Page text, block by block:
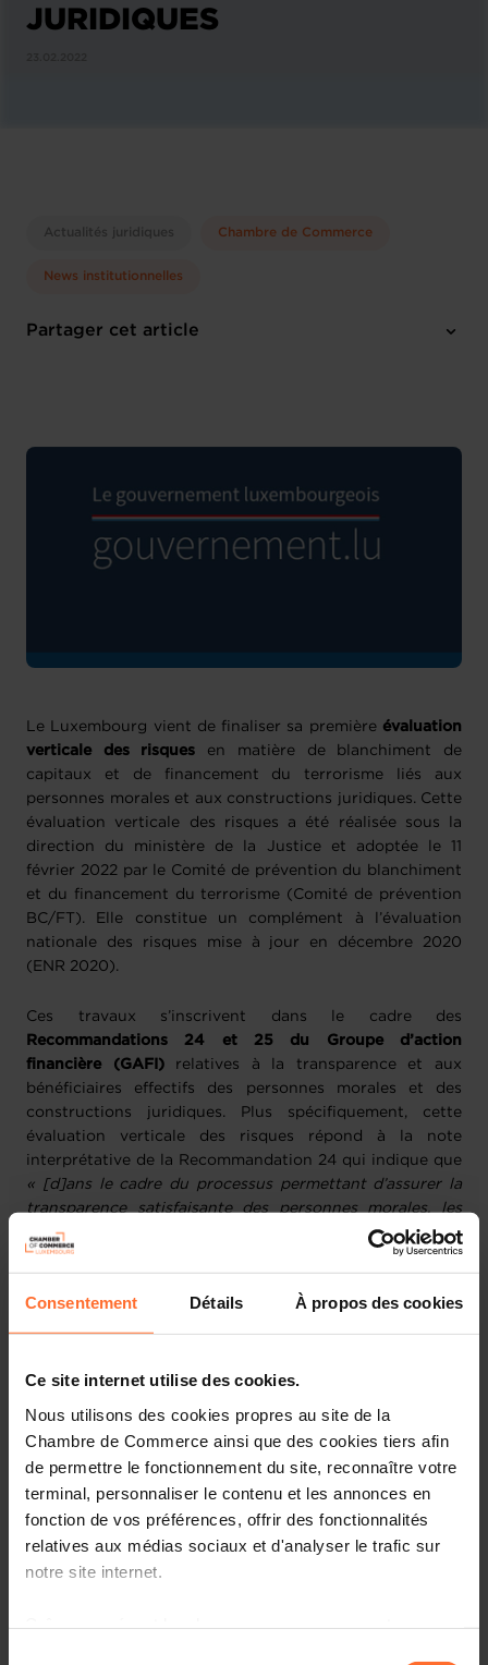
Consentement Détails À propos des cookies
Ce site internet utilise des cookies.
Nous utilisons des cookies propres au site de la
Chambre de Commerce ainsi que des cookies tiers afin
de permettre le fonctionnement du site, reconnaître votre
terminal, personnaliser le contenu et les annonces en
fonction de vos préférences, offrir des fonctionnalités
relatives aux médias sociaux et d'analyser le trafic sur
notre site internet.
JURIDIQUES
Actualités juridiques Chambre de Commerce
News institutionnelles
Partager cet article
Le Luxembourg vient de finaliser sa première évaluation
verticale des risques en matière de blanchiment de
capitaux et de financement du terrorisme liés aux
personnes morales et aux constructions juridiques. Cette
évaluation verticale des risques a été réalisée sous la
direction du ministère de la Justice et adoptée le 11
février 2022 par le Comité de prévention du blanchiment
et du financement du terrorisme (Comité de prévention
BC/FT). Elle constitue un complément à l’évaluation
nationale des risques mise à jour en décembre 2020
(ENR 2020).
Ces travaux s’inscrivent dans le cadre des
Recommandations 24 et 25 du Groupe d’action
financière (GAFI)relatives à la transparence et aux
bénéficiaires effectifs des personnes morales et des
constructions juridiques. Plus spécifiquement, cette
évaluation verticale des risques répond à la note
interprétative de la Recommandation 24 qui indique que
« [d]ans le cadre du processus permettant d’assurer la
transparence satisfaisante des personnes morales, les
pays devraient disposer de mécanismes qui […] évaluent
les risques de blanchiment de capitaux et de financement
morales créées dans le pays ».
risques est étroitement liée à l’ENR 2020, mais avec
L'analyse des risques se situe à deux niveaux :
Au premier niveau, le risque d'utilisation abusive des
entreprises luxembourgeoises à des fins de BC/FT
(lesrisques liés au secteur des entreprises) est
évalué en fonction de la capacité du Luxembourg à